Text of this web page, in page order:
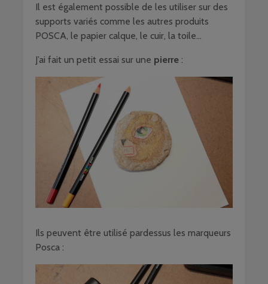
Il est également possible de les utiliser sur des
supports variés comme les autres produits
POSCA, le papier calque, le cuir, la toile…
J’ai fait un petit essai sur une pierre :
Ils peuvent être utilisé pardessus les marqueurs
Posca :